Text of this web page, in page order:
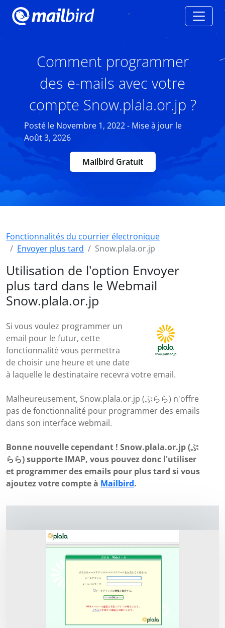
Comment programmer
des e-mails avec votre
compte Snow.plala.or.jp ?
Posté le Novembre 1, 2022 - Mise à jour le
Août 3, 2026
Mailbird Gratuit
Fonctionnalités du courrier électronique
Envoyer plus tard
Snow.plala.or.jp
Utilisation de l'option Envoyer
plus tard dans le Webmail
Snow.plala.or.jp
Si vous voulez programmer un
email pour le futur, cette
fonctionnalité vous permettra
de choisir une heure et une date
à laquelle le destinataire recevra votre email.
Malheureusement, Snow.plala.or.jp (ぷらら) n'offre
pas de fonctionnalité pour programmer des emails
dans son interface webmail.
Bonne nouvelle cependant ! Snow.plala.or.jp (ぷ
らら) supporte IMAP, vous pouvez donc l'utiliser
et programmer des emails pour plus tard si vous
ajoutez votre compte à Mailbird.